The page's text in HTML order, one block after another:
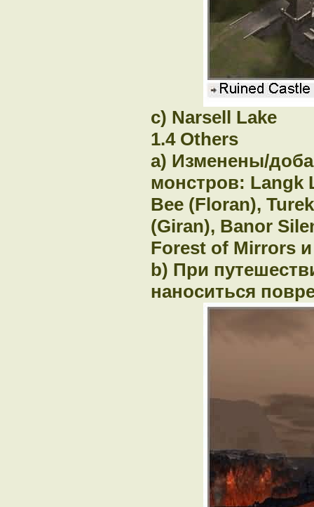
c) Narsell Lake
1.4 Others
a) Изменены/
монстров: Langk
Bee (Floran),
(Giran), Banor
Forest of Mirrors
b) При
наноситься